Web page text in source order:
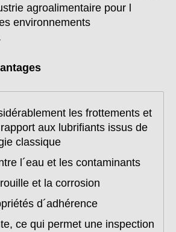
agroalimentaire pour l
environnements
les frottements et
rapport aux lubrifiants issus de
classique
l´eau et les contaminants
et la corrosion
d´adhérence
ce qui permet une inspection